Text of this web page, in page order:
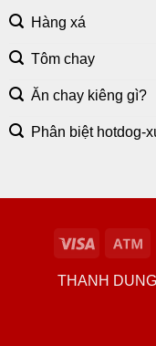
Hàng xá
Tôm chay
Ăn chay kiêng gì?
Phân biệt hotdog-
THANH